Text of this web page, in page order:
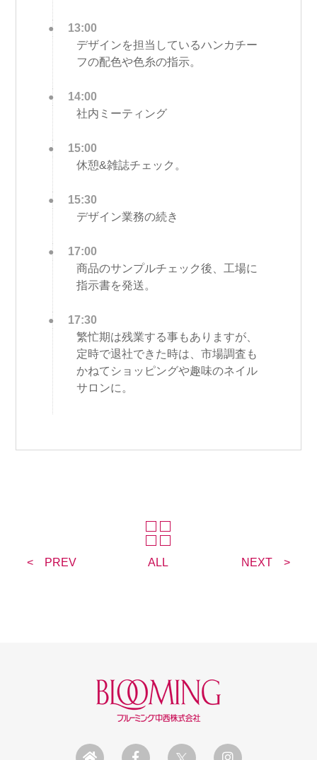
13:00
デザインを担当しているハンカチー
フの配色や色糸の指示。
14:00
社内ミーティング
15:00
休憩&雑誌チェック。
15:30
デザイン業務の続き
17:00
商品のサンプルチェック後、工場に
指示書を発送。
17:30
繁忙期は残業する事もありますが、
定時で退社できた時は、市場調査も
かねてショッピングや趣味のネイル
サロンに。
PREV ALL NEXT